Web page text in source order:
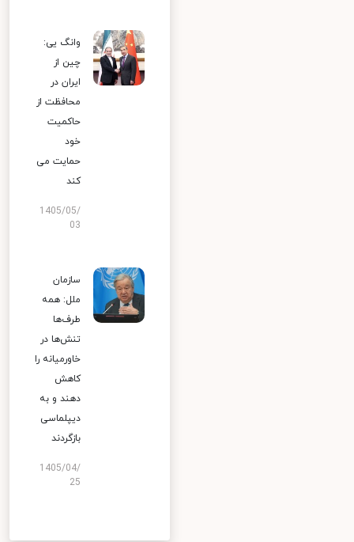
وانگ یی:
چین از
ایران در
محافظت از
حاکمیت
خود
حمایت می
کند
1405/05/
03
سازمان
ملل: همه
طرف‌ها
تنش‌ها در
خاورمیانه را
کاهش
دهند و به
دیپلماسی
بازگردند
1405/04/
25